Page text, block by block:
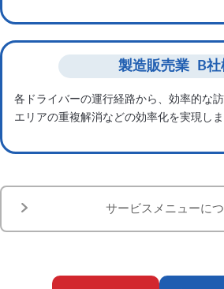
製造販売業 B
各ドライバーの運行経路から、効率的な訪
エリアの重複解消などの効率化を実現しま
サービスメニューに